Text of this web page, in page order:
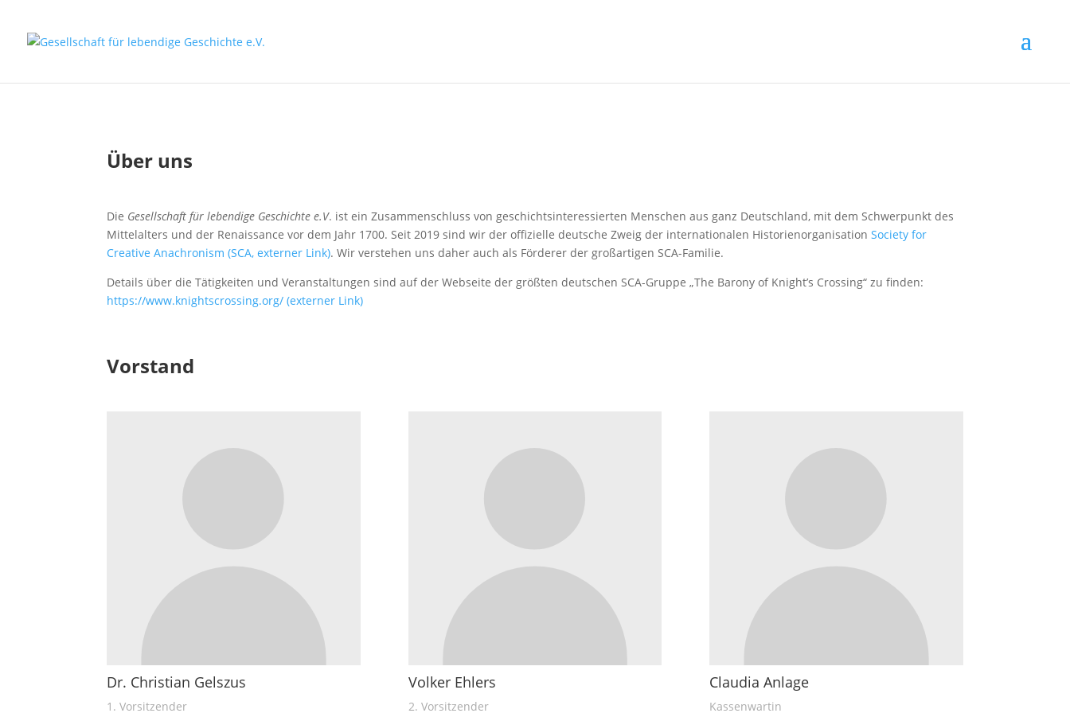
Über uns
Die Gesellschaft für lebendige Geschichte e.V. ist ein Zusammenschluss von geschichtsinteressierten Menschen aus ganz Deutschland, mit dem Schwerpunkt des
Mittelalters und der Renaissance vor dem Jahr 1700. Seit 2019 sind wir der offizielle deutsche Zweig der internationalen HistorienorganisationSociety for
Creative Anachronism (SCA, externer Link). Wir verstehen uns daher auch als Förderer der großartigen SCA-Familie.
Details über die Tätigkeiten und Veranstaltungen sind auf der Webseite der größten deutschen SCA-Gruppe „The Barony of Knight’s Crossing“ zu finden:
https://www.knightscrossing.org/ (externer Link)
Vorstand
Dr. Christian Gelszus
1. Vorsitzender
Volker Ehlers
2. Vorsitzender
Claudia Anlage
Kassenwartin